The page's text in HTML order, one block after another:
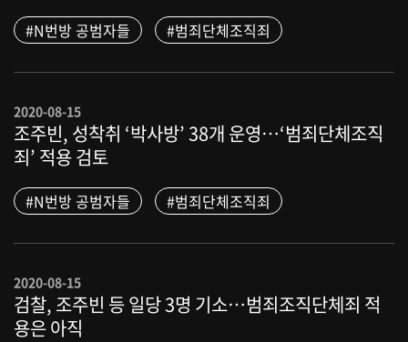
#N번방 공범자들 #범죄단체조직죄
2020-08-15
조주빈, 성착취 ‘박사방’ 38개 운영…‘범죄단체조직
죄’ 적용 검토
#N번방 공범자들 #범죄단체조직죄
2020-08-15
검찰, 조주빈 등 일당 3명 기소…범죄조직단체죄 적
용은 아직